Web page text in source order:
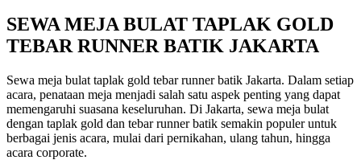
SEWA MEJA BULAT TAPLAK GOLD
TEBAR RUNNER BATIK JAKARTA
Sewa meja bulat taplak gold tebar runner batik Jakarta. Dalam setiap
acara, penataan meja menjadi salah satu aspek penting yang dapat
memengaruhi suasana keseluruhan. Di Jakarta, sewa meja bulat
dengan taplak gold dan tebar runner batik semakin populer untuk
berbagai jenis acara, mulai dari pernikahan, ulang tahun, hingga
acara corporate.